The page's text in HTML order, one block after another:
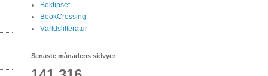
Boktipset
BookCrossing
Världslitteratur
Senaste månadens sidvyer